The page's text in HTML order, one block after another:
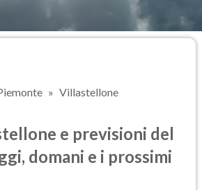
Villastellone
e previsioni del
domani e i prossimi